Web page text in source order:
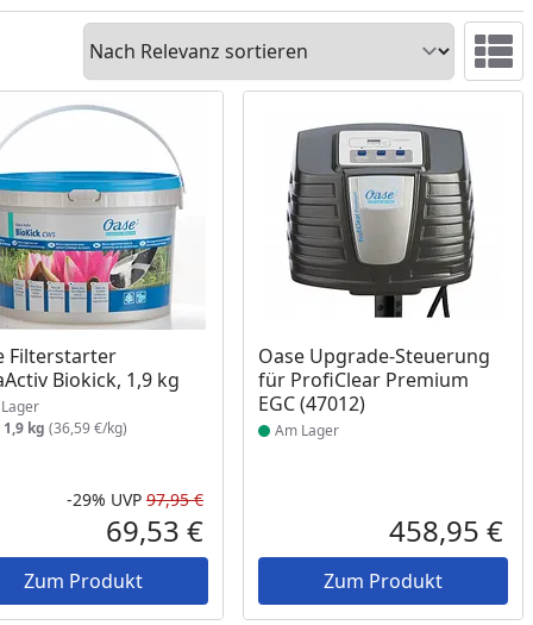
Sortieren
Filterstarter
Biokick, 1,9 kg
am Lager
1,9 kg (36,59 €/kg)
Rabatt in Prozent
-29%
Ursprünglicher Preis
UVP 97,95 €
Aktueller Preis
69,53 €
Zum Produkt
Oase Upgrade-Steuerung
für ProfiClear Premium
EGC (47012)
Produkt am Lager
Am Lager
458,95 €
Zum Produkt